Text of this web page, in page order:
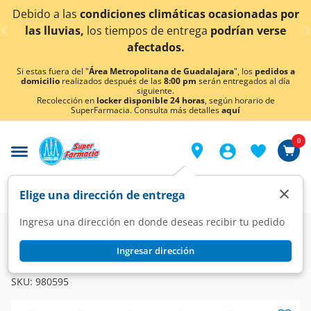
< div class="carousel-inner">
climáticas ocasionadas por
de entregapodrían verse
¡Ahora también
Si estas fuera del "Área Metropolitana de Guadalajara", los pedidos a
domicilio realizados después de las8:00 pm serán entregados al día
siguiente.
Recolección en locker disponible 24 horas, según horario de
SuperFarmacia. Consulta más detallesaquí
Elige una dirección de entrega
Ingresa una dirección en donde deseas recibir tu pedido
Ingresar dirección
×
0
Farmacia Medicina Dolor Analgésicos
Ibuprofeno 400 mg, 20 Tabletas Pharmalife.
SKU: 980595